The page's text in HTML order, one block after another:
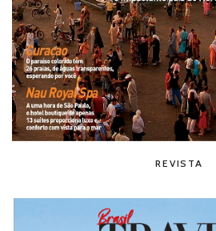
REVISTA